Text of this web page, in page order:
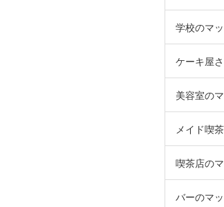
学校のマ
ケーキ屋
美容室の
メイド喫
喫茶店の
バーのマ